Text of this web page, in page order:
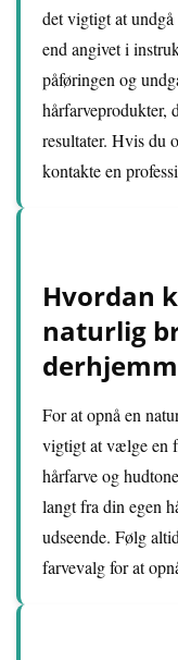
det vigtigt at
end angivet i
påføringen og
hårfarveprodukter,
resultater. Hvis du
kontakte en
Hvordan
naturlig
For at opnå en
vigtigt at vælge en
hårfarve og
langt fra din egen
udseende. Følg
farvevalg for at